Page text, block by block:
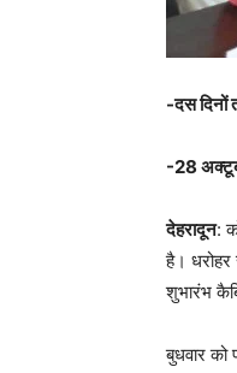
-दस दिनों
-28
देहरादून:
है।
शुभारंभ
बुधवार को